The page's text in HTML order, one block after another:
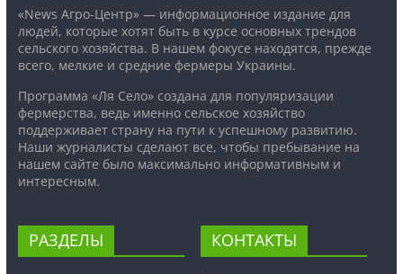
«News Агро-Центр» — информационное издание для
людей, которые хотят быть в курсе основных трендов
сельского хозяйства. В нашем фокусе находятся, прежде
всего, мелкие и средние фермеры Украины.
Программа «Ля Село» создана для популяризации
фермерства, ведь именно сельское хозяйство
поддерживает страну на пути к успешному развитию.
Наши журналисты сделают все, чтобы пребывание на
нашем сайте было максимально информативным и
интересным.
РАЗДЕЛЫ КОНТАКТЫ